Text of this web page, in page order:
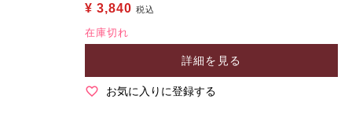
¥ 3,840 税込
在庫切れ
詳細を見る
お気に入りに登録する